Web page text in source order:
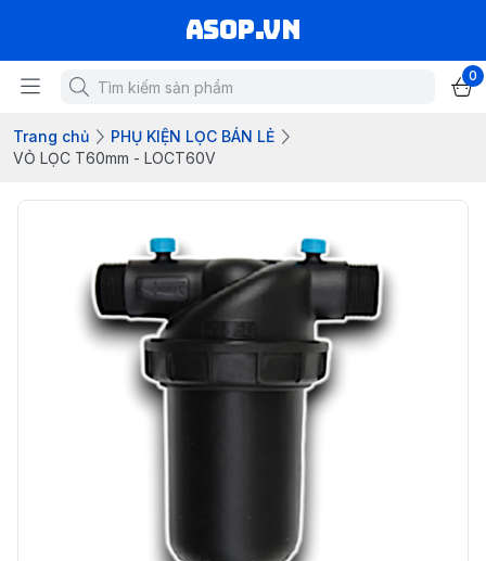
asop.vn
0
Trang chủ
PHỤ KIỆN LỌC BÁN LẺ
VỎ LỌC T60mm - LOCT60V